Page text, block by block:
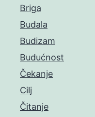
Briga
Budala
Budizam
Budućnost
Čekanje
Cilj
Čitanje